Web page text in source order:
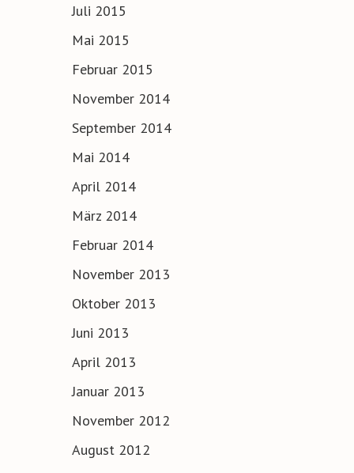
Juli 2015
Mai 2015
Februar 2015
November 2014
September 2014
Mai 2014
April 2014
März 2014
Februar 2014
November 2013
Oktober 2013
Juni 2013
April 2013
Januar 2013
November 2012
August 2012